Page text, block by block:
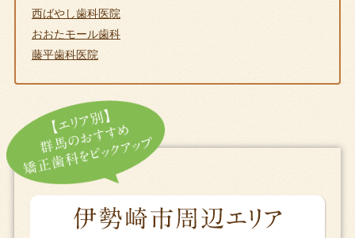
西ばやし歯科医院
おおたモール歯科
藤平歯科医院